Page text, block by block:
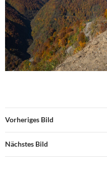
Vorheriges Bild
Nächstes Bild